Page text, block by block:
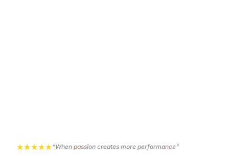
★★★★★“When passion creates more performance”